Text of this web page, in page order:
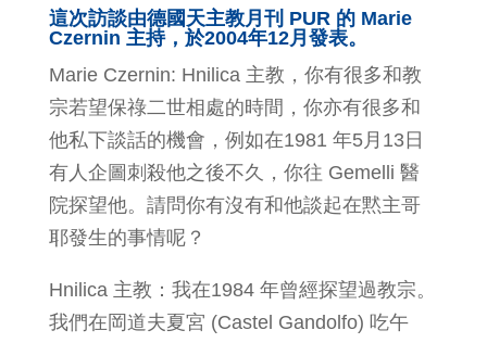
這次訪談由德國天主教月刊 PUR 的 Marie
Czernin 主持，於2004年12月發表。
Marie Czernin: Hnilica 主教，你有很多和教
宗若望保祿二世相處的時間，你亦有很多和
他私下談話的機會，例如在1981 年5月13日
有人企圖刺殺他之後不久，你往 Gemelli 醫
院探望他。請問你有沒有和他談起在黙主哥
耶發生的事情呢？
Hnilica 主教：我在1984 年曾經探望過教宗。
我們在岡道夫夏宮 (Castel Gandolfo) 吃午